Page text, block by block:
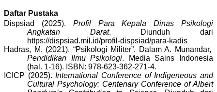
Daftar Pustaka
Dispsiad (2025). Profil Para Kepala Dinas Psikologi
Angkatan Darat. Diunduh dari
https://dispsiad.mil.id/profil-dispsiad/para-kadis
Hadras, M. (2021). “Psikologi Militer”. Dalam A. Munandar,
Pendidikan Ilmu Psikologi. Media Sains Indonesia
(hal. 1-16). ISBN: 978-623-362-271-4.
ICICP (2025).International Conference of Indigeneous and
Cultural Psychology: Centenary Conference of Albert